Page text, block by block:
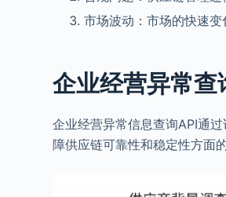
市场波动：市场的快速
企业经营异常查
企业经营异常信息查询API通
障供应链可靠性和稳定性方面